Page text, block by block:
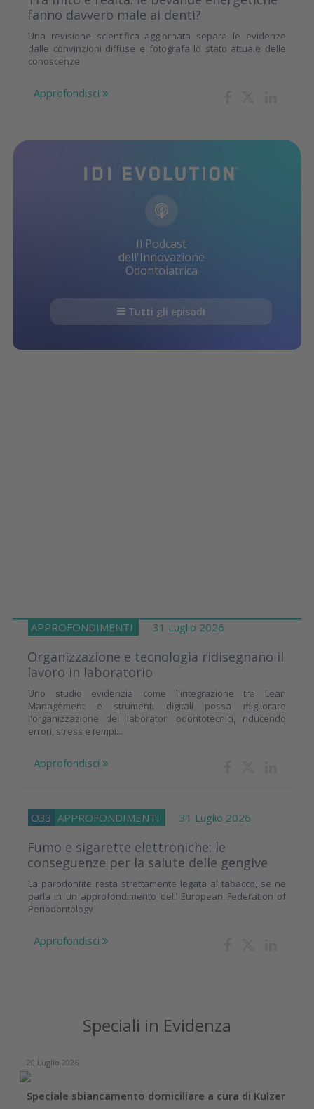
fanno davvero male ai denti?
Una revisione scientifica aggiornata separa le evidenze
dalle convinzioni diffuse e fotografa lo stato attuale delle
conoscenze
Approfondisci
Il Podcast
dell'Innovazione
Odontoiatrica
Tutti gli episodi
APPROFONDIMENTI 31 Luglio 2026
Organizzazione e tecnologia ridisegnano il
lavoro in laboratorio
Uno studio evidenzia come l'integrazione tra Lean
Management e strumenti digitali possa migliorare
l'organizzazione dei laboratori odontotecnici, riducendo
errori, stress e tempi...
Approfondisci
O33 APPROFONDIMENTI 31 Luglio 2026
Fumo e sigarette elettroniche: le
conseguenze per la salute delle gengive
La parodontite resta strettamente legata al tabacco, se ne
parla in un approfondimento dell’ European Federation of
Periodontology
Approfondisci
Speciali in Evidenza
20 Luglio 2026
Speciale sbiancamento domiciliare a cura di Kulzer